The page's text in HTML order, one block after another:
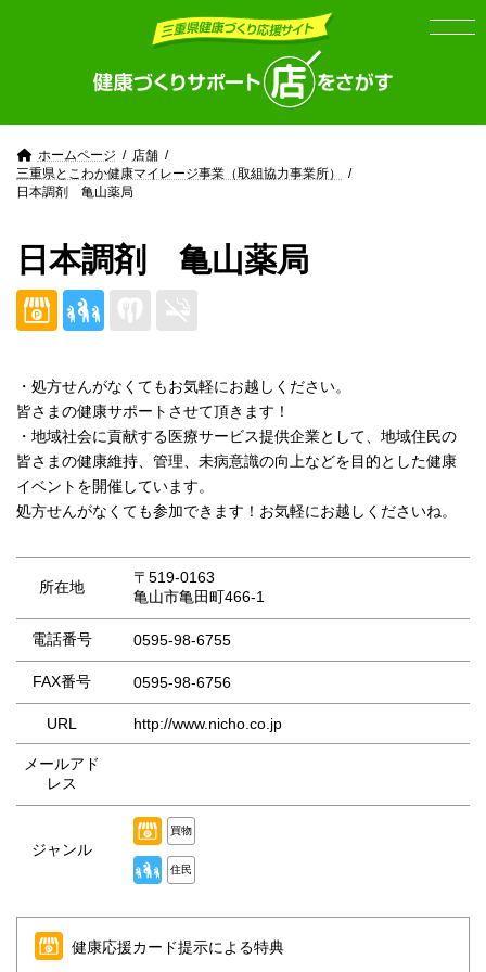
ホームページ
店舗
三重県とこわか健康マイレージ事業（取組協力事業所）
日本調剤 亀山薬局
日本調剤 亀山薬局
・処方せんがなくてもお気軽にお越しください。
皆さまの健康サポートさせて頂きます！
・地域社会に貢献する医療サービス提供企業として、地域住民の
皆さまの健康維持、管理、未病意識の向上などを目的とした健康
イベントを開催しています。
処方せんがなくても参加できます！お気軽にお越しくださいね。
所在地
〒519-0163
亀山市亀田町466-1
電話番号 0595-98-6755
FAX番号 0595-98-6756
URL http://www.nicho.co.jp
メールアド
レス
ジャンル
買物
住民
健康応援カード提示による特典